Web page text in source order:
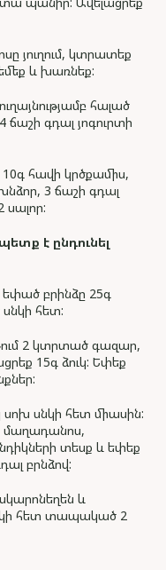
յուղում, կտրատեք
և խառնեք:
հալած
գդալ յոգուրտի
հավի կրծքամիս,
3 ճաշի գդալ
սալոր:
պետք է ընդունել
բրինձը 25գ
հետ:
2 կտրտած գազար,
15գ ձուկ: Եփեք
սնկի հետ միասին:
մաղադանոս,
տեսք և եփեք
բրնձով:
և
հետ տապակած 2